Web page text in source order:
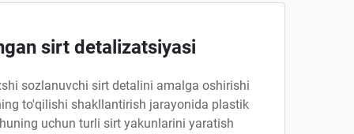
sirt detalizatsiyasi
sozlanuvchi sirt detalini amalga oshirishi
to'qilishi shakllantirish jarayonida plastik
uchun turli sirt yakunlarini yaratish